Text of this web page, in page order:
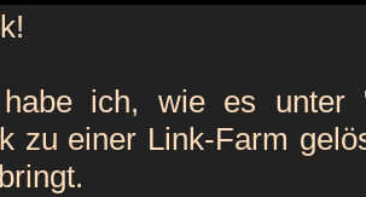
ich, wie es unter
zu einer Link-Farm